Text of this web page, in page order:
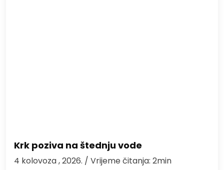
Krk poziva na štednju vode
4 kolovoza , 2026. / Vrijeme čitanja: 2min